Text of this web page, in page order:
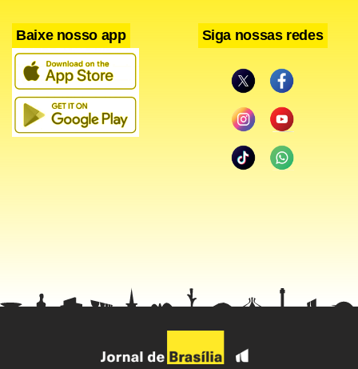
“Precisamos de ser novamente sólidos (defensivamente),
porque se o conseguirmos, daremos ao Ronaldo uma
oportunidade de ganhar jogos no ataque. Ele tem sido
brilhante”, afirmou zagueiro Maguire. “É um resultado
muito importante. Os últimos dois meses não foram nada
Baixe nosso app Siga nossas redes